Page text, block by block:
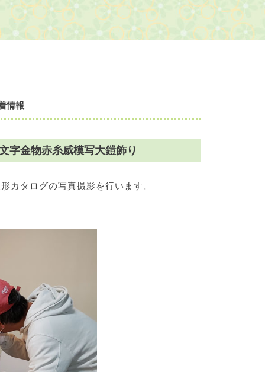
情報
字金物赤糸威模写大鎧飾り
カタログの写真撮影を行います。